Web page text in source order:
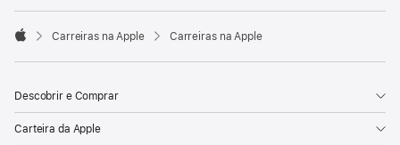

Carreiras na Apple Carreiras na Apple
Descobrir e Comprar
Carteira da Apple